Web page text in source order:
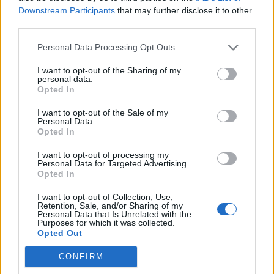
Downstream Participants that may further disclose it to other
Personal Data Processing Opt Outs
I want to opt-out of the Sharing of my
personal data.
Opted In
I want to opt-out of the Sale of my
Personal Data.
Opted In
I want to opt-out of processing my
Personal Data for Targeted Advertising.
Opted In
I want to opt-out of Collection, Use,
Retention, Sale, and/or Sharing of my
Personal Data that Is Unrelated with the
Purposes for which it was collected.
Opted Out
CONFIRM